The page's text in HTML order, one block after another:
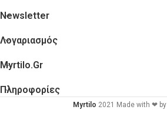
Newsletter
Λογαριασμός
Myrtilo.gr
Πληροφορίες
Myrtilo 2021 Made with ❤ by